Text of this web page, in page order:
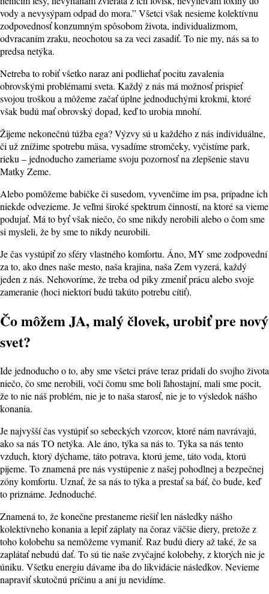
vody a nevysýpam odpad do mora.” Všetci však nesieme kolektívnu
zodpovednosť konzumným spôsobom života, individualizmom,
odvracaním zraku, neochotou sa za veci zasadiť. To nie my, nás sa to
predsa netýka.
Netreba to robiť všetko naraz ani podliehať pocitu zavalenia
obrovskými problémami sveta. Každý z nás má možnosť prispieť
svojou troškou a môžeme začať úplne jednoduchými krokmi, ktoré
však budú mať obrovský dopad, keď to urobia mnohí.
Žijeme nekonečnú túžba ega? Výzvy sú u každého z nás individuálne,
či už znížime spotrebu mäsa, vysadíme stromčeky, vyčistíme park,
rieku – jednoducho zameriame svoju pozornosť na zlepšenie stavu
Matky Zeme.
Alebo pomôžeme babičke či susedom, vyvenčíme im psa, prípadne ich
niekde odvezieme. Je veľmi široké spektrum činností, na ktoré sa vieme
podujať. Má to byť však niečo, čo sme nikdy nerobili alebo o čom sme
si mysleli, že by sme to nikdy neurobili.
Je čas vystúpiť zo sféry vlastného komfortu. Áno, MY sme zodpovední
za to, ako dnes naše mesto, naša krajina, naša Zem vyzerá, každý
jeden z nás. Nehovoríme, že treba od piky zmeniť prácu alebo svoje
zameranie (hoci niektorí budú takúto potrebu cítiť).
Čo môžem JA, malý človek, urobiť pre nový
svet?
Ide jednoducho o to, aby sme všetci práve teraz pridali do svojho života
niečo, čo sme nerobili, voči čomu sme boli ľahostajní, mali sme pocit,
že to nie náš problém, nie je to naša starosť, nie je to výsledok nášho
konania.
Je najvyšší čas vystúpiť so sebeckých vzorcov, ktoré nám navrávajú,
ako sa nás TO netýka. Ale áno, týka sa nás to. Týka sa nás tento
vzduch, ktorý dýchame, táto potrava, ktorú jeme, táto voda, ktorú
pijeme. To znamená pre nás vystúpenie z našej pohodlnej a bezpečnej
zóny komfortu. Uznať, že sa nás to týka a prestať sa báť, čo bude, keď
to priznáme. Jednoduché.
Znamená to, že konečne prestaneme riešiť len následky nášho
kolektívneho konania a lepiť záplaty na čoraz väčšie diery, pretože z
toho kolobehu sa nemôžeme vymaniť. Raz budú diery až také, že sa
zaplátať nebudú dať. To sú tie naše zvyčajné kolobehy, z ktorých nie je
úniku. Všetku energiu dávame iba do likvidácie následkov. Nevieme
napraviť skutočnú príčinu a ani ju nevidíme.